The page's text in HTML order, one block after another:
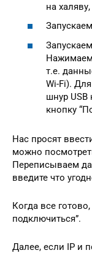
на
Нажимаем
т.е.
Wi-Fi).
шнур USB
кнопку
Нас просят
можно
Переписываем
введите что
Когда все
подключиться”.
Далее, если IP и